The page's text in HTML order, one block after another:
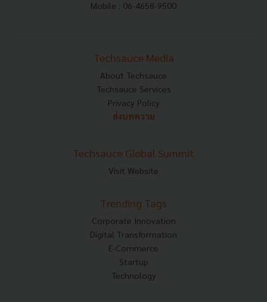
Mobile : 06-4658-9500
Techsauce Media
About Techsauce
Techsauce Services
Privacy Policy
ส่งบทความ
Techsauce Global Summit
Visit Website
Trending Tags
Corporate Innovation
Digital Transformation
E-Commerce
Startup
Technology